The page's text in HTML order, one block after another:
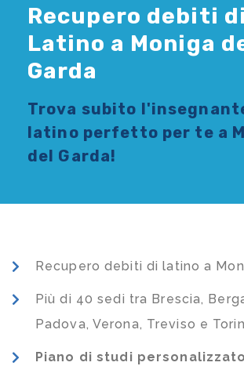
Recupero debiti di
Latino a Moniga
Garda
Trova subito l'
latino perfetto per te a
del Garda!
Recupero debiti di latino a
Più di 40 sedi tra Brescia,
Padova, Verona, Treviso e
Piano di studi personalizzato